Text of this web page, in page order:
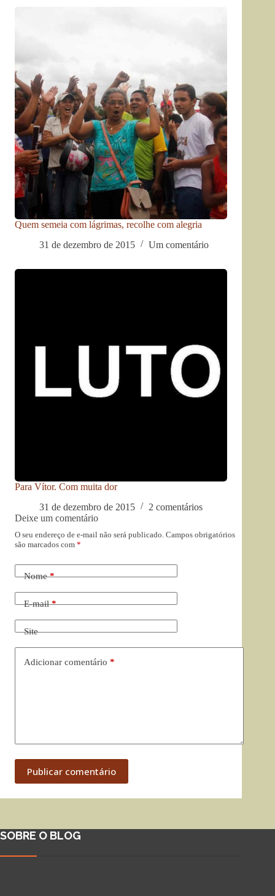
Quem semeia com lágrimas, recolhe com alegria
31 de dezembro de 2015
Um comentário
Para Vítor. Com muita dor
31 de dezembro de 2015
2 comentários
Deixe um comentário
O seu endereço de e-mail não será publicado. Campos obrigatórios
são marcados com *
Nome*
E-mail*
Site
Adicionar comentário *
Publicar comentário
SOBRE O BLOG